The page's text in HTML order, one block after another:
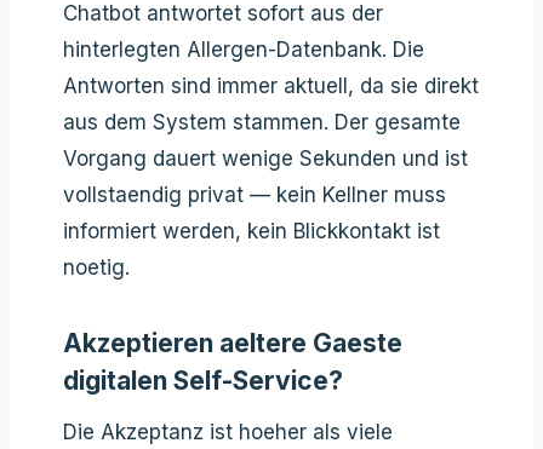
Chatbot antwortet sofort aus der
hinterlegten Allergen-Datenbank. Die
Antworten sind immer aktuell, da sie direkt
aus dem System stammen. Der gesamte
Vorgang dauert wenige Sekunden und ist
vollstaendig privat — kein Kellner muss
informiert werden, kein Blickkontakt ist
noetig.
Akzeptieren aeltere Gaeste
digitalen Self-Service?
Die Akzeptanz ist hoeher als viele